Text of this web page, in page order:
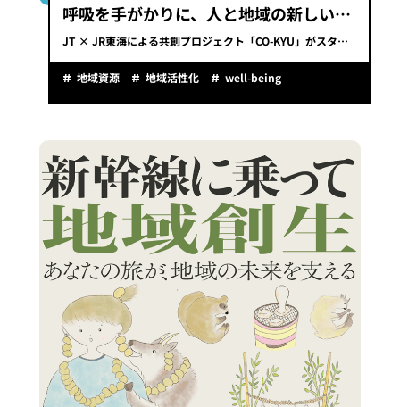
呼吸を手がかりに、人と地域の新しい関係性を探索するプロジェクト「CO-KYU」
JT × JR東海による共創プロジェクト「CO-KYU」がスタート。
地域資源 地域活性化 well-being